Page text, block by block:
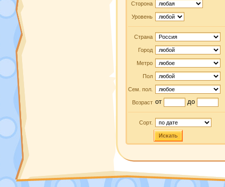
Сторона
Уровень
Страна
Город
Метро
Пол
Сем. пол.
Возраст от до
Сорт.
Искать